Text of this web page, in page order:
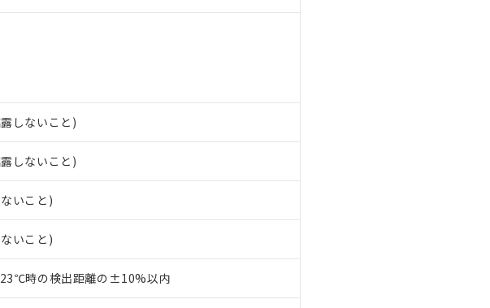
しないこと)
しないこと)
いこと)
いこと)
時の検出距離の±10%以内
覧された時点での実際の在庫および標準価格とは異なる場合があることをご了承くださ
状況および標準価格はお客様のお取引先、またはお客様担当のオムロン制御機器販売店・
機器販売店や当社販売拠点は「
び標準価格結果を当社の事前の承諾なく第三者に漏洩または開示しないようお願いしま
能（部品リスト作成サービス）をご利用いただくには、I-Webメンバーズにご登録され
あります。
品・サービスに関するお客様との取引・商談に必要な範囲で利用することをご了承くだ
）：
水銀(Hg) 1000ppm以下、 カドミウム(Cd) 100ppm以下、
以下、ポリ臭化ビフェニル類(PBB) 1000ppm以下、ポリ臭化ジフェニルエーテル類(PBDE) 1000ppm以下、
ヘキシル) (DEHP)(別名：DOP) 1000ppm以下、フタル酸ブチルベンジル（BBP） 1000ppm以下、フタル酸ジブチ
物質については閾値を超える意図的な使用がないことを確認しています。
え状況などにより、予定月が前後することがあります。
ダウンロード
料含有率が中国RoHSの基準値以下であることを示します。
料含有率が中国RoHSの基準値を超えていることを示します。
す。当社販売部門へお問い合わせください。
、 PBBs(ポリ臭化ビフェニル類) : 1000ppm、 PBDEs(ポリ臭化ジフェニルエーテル類) : 1000ppm、
エチルヘキシル)) : 1000ppm
（10物質）のすべてが基準値以下であることを示します。
用状況下において有害物質が外部に漏えいし、環境に深刻な影響を及ぼさない年数を意
す。当社販売部門へお問い合わせください。
製品を、核兵器、ミサイル、化学兵器、生物兵器またはその他武器並びにこれらの製造装
社製品を第三者に販売する場合は、上記1、2および3の内容を当該第三者に通知します。
販売先および販売に係わる関係者が違法に輸出するおそれがある場合は、取り引きをい
合意する
上の在庫あり
は満たないが在庫あり
(最新の在庫状況については、お客様のお取引先、またはお客様担当のオムロン制御
店・当社販売員にご確認ください)
機種、また在庫状況の情報を公開していない機種